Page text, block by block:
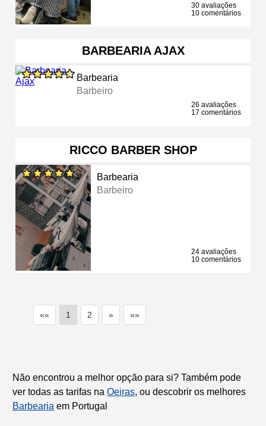
30 avaliações
10 comentários
BARBEARIA AJAX
Barbearia
Barbeiro
26 avaliações
17 comentários
RICCO BARBER SHOP
Barbearia
Barbeiro
24 avaliações
10 comentários
«« 1 2 » »»
Não encontrou a melhor opção para si? Também pode
ver todas as tarifas na Oeiras, ou descobrir os melhores
Barbearia em Portugal